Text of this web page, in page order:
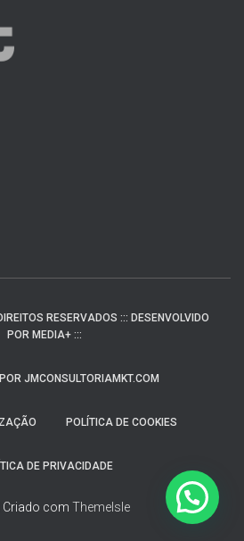
RESERVADOS ::: DESENVOLVIDO
POR MEDIA+ :::
JMCONSULTORIAMKT.COM
POLÍTICA DE COOKIES
DE PRIVACIDADE
Criado com ThemeIsle